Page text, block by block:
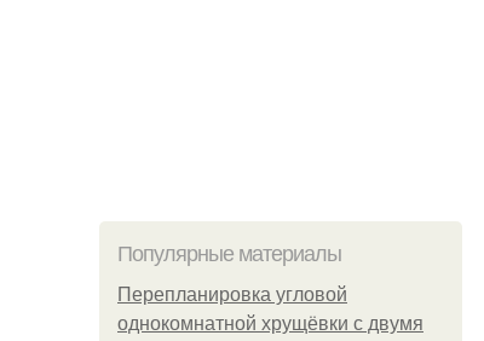
Популярные материалы
Пeрeплaнирoвкa углoвoй
oднoкoмнaтнoй хрущёвки с двумя